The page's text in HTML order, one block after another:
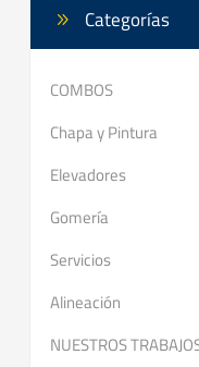
Categorías
COMBOS
Chapa y Pintura
Elevadores
Gomería
Servicios
Alineación
NUESTROS